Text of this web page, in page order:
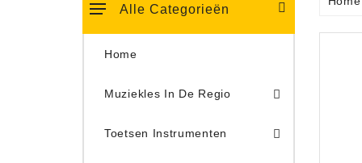
Alle Categorieën
Home
Muziekles In De Regio
Toetsen Instrumenten